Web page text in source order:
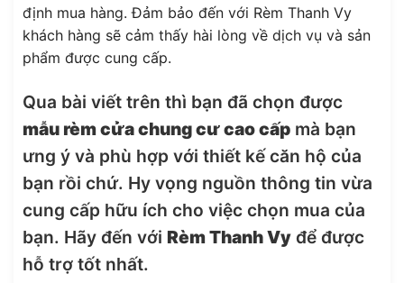
định mua hàng. Đảm bảo đến với Rèm Thanh Vy
khách hàng sẽ cảm thấy hài lòng về dịch vụ và sản
phẩm được cung cấp.
Qua bài viết trên thì bạn đã chọn được
mẫu rèm cửa chung cư cao cấp mà bạn
ưng ý và phù hợp với thiết kế căn hộ của
bạn rồi chứ. Hy vọng nguồn thông tin vừa
cung cấp hữu ích cho việc chọn mua của
bạn. Hãy đến với Rèm Thanh Vy để được
hỗ trợ tốt nhất.